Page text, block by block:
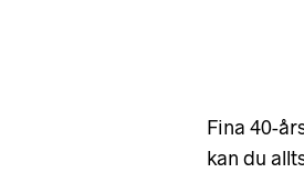
Fina 40-
kan du